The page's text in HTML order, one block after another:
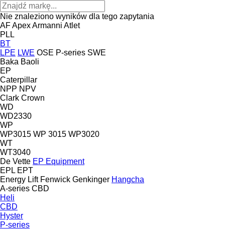
Nie znaleziono wyników dla tego zapytania
AFApexArmanni Atlet
PLL
BT
LPE LWE OSE P-series SWE
Baka Baoli
EP
Caterpillar
NPP NPV
Clark Crown
WD
WD2330
WP
WP3015 WP 3015 WP3020
WT
WT3040
De Vette EP Equipment
EPL EPT
Energy Lift Fenwick Genkinger Hangcha
A-series CBD
Heli
CBD
Hyster
P-series